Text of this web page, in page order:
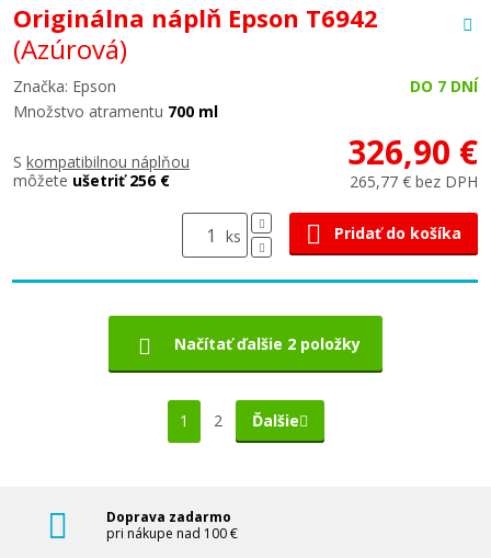
Originálna náplň Epson T6942
(Azúrová)
Značka: Epson
DO 7 DNÍ
Množstvo atramentu 700 ml
S kompatibilnou náplňou
môžete ušetriť 256 €
326,90 €
265,77 € bez DPH
ks Pridať do košíka
1 2 Ďalšie
Načítať ďalšie 2 položky
Doprava zadarmo
pri nákupe nad 100 €